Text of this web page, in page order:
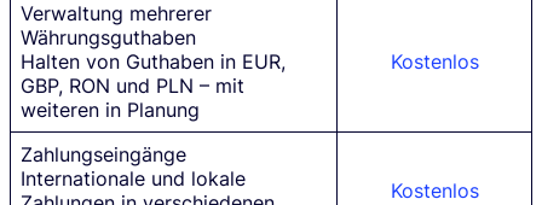
Verwaltung mehrerer
Währungsguthaben
Halten von Guthaben in EUR,
GBP, RON und PLN – mit
weiteren in Planung
Kostenlos
Zahlungseingänge
Internationale und lokale
Kostenlos